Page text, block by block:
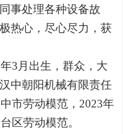
事处理各种设备故
热心，尽心尽力，获
3月出生，群众，大
中朝阳机械有限责任
市劳动模范，2023年
区劳动模范。